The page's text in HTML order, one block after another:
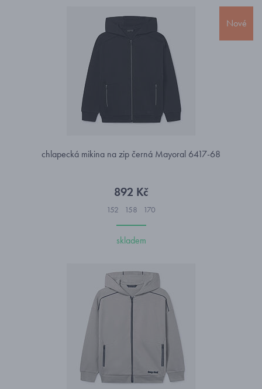
Nové
chlapecká mikina na zip černá Mayoral 6417-68
892 Kč
152 158 170
skladem